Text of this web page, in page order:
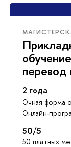
перевод
2 года
Очная форма
Онлайн-
50/5
50 платных